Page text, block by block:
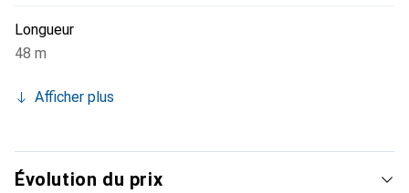
Longueur
48 m
Afficher plus
Évolution du prix